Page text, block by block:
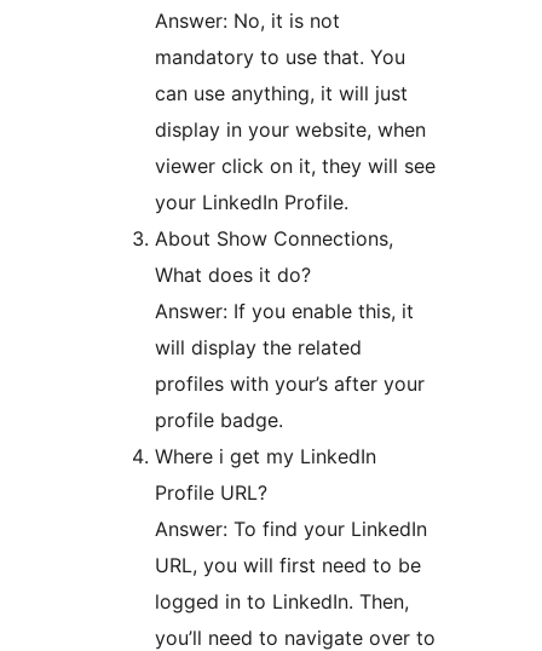
Answer: No, it is not
mandatory to use that. You
can use anything, it will just
display in your website, when
viewer click on it, they will see
your LinkedIn Profile.
About Show Connections,
What does it do?
Answer: If you enable this, it
will display the related
profiles with your’s after your
profile badge.
Where i get my LinkedIn
Profile URL?
Answer: To find your LinkedIn
URL, you will first need to be
logged in to LinkedIn. Then,
you’ll need to navigate over to